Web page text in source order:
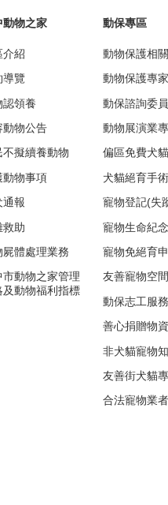
動物之家
介紹
導覽
認領養
動物公告
不擬續養動物
動物事項
通報
救助
屍體處理業務
市動物之家管理
及動物福利指標
動保專區
動物保護相
動物保護專
動保諮詢委
動物展演業
偏區免費犬
犬貓絕育手
寵物登記(失
寵物生命紀
寵物免絕育
友善寵物空
動保志工服
善心捐贈物
非犬貓寵物
友善街犬貓
合法寵物業